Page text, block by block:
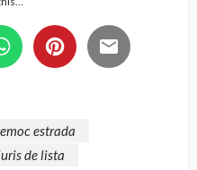
estrada
de lista